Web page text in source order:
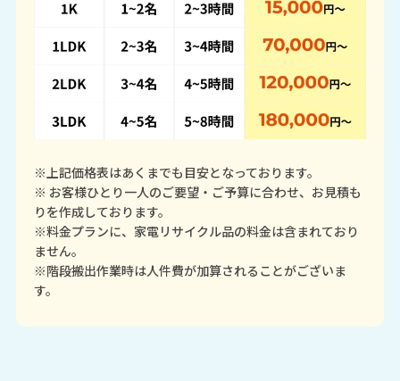
※上記価格表はあくまでも目安となっております。
※ お客様ひとり一人のご要望・ご予算に合わせ、お見積も
りを作成しております。
※料金プランに、家電リサイクル品の料金は含まれており
ません。
※階段搬出作業時は人件費が加算されることがございま
す。